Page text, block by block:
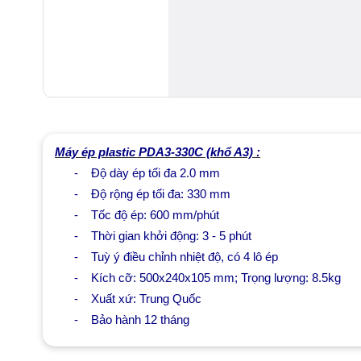
Máy ép plastic PDA3-330C (khổ A3) :
-
Độ dày ép tối đa 2.0 mm
-
Độ rộng ép tối đa: 330 mm
-
Tốc độ ép: 600 mm/phút
-
Thời gian khởi động: 3 - 5 phút
-
Tuỳ ý điều chỉnh nhiệt độ, có 4 lô ép
-
Kích cỡ: 500x240x105 mm; Trọng lượng: 8.5kg
-
Xuất xứ: Trung Quốc
-
Bảo hành 12 tháng